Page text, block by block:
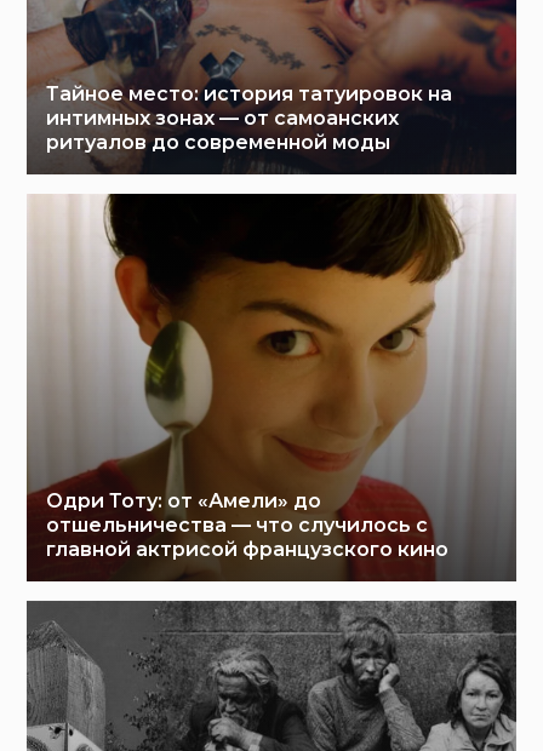
Тайное место: история татуировок на
интимных зонах — от самоанских
ритуалов до современной моды
Одри Тоту: от «Амели» до
отшельничества — что случилось с
главной актрисой французского кино